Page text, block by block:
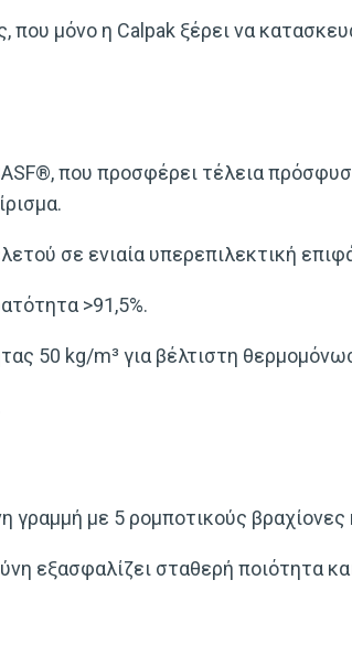
μόνο η Calpak ξέρει να
που προσφέρει τέλεια
σε ενιαία υπερεπιλεκτική
>91,5%.
50 kg/m³ για βέλτιστη
με 5 ρομποτικούς βραχίονες
εξασφαλίζει σταθερή ποιότητα